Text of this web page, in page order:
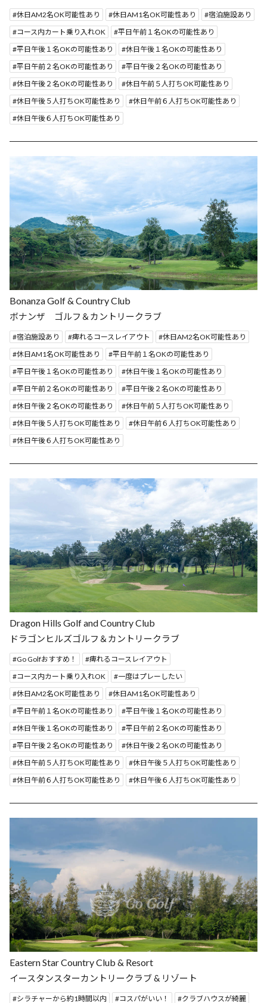
休日AM2名OK可能性あり 休日AM1名OK可能性あり
宿泊施設あり
コース内カート乗り入れOK
平日午前１名OKの可能性あり
平日午後１名OKの可能性あり
休日午後１名OKの可能性あり
平日午前２名OKの可能性あり
平日午後２名OKの可能性あり
休日午後２名OKの可能性あり
休日午前５人打ちOK可能性あり
休日午後５人打ちOK可能性あり
休日午前６人打ちOK可能性あり
休日午後６人打ちOK可能性あり
Bonanza Golf & Country Club
ボナンザ ゴルフ＆カントリークラブ
宿泊施設あり 痺れるコースレイアウト
休日AM2名OK可能性あり
休日AM1名OK可能性あり
平日午前１名OKの可能性あり
平日午後１名OKの可能性あり
休日午後１名OKの可能性あり
平日午前２名OKの可能性あり
平日午後２名OKの可能性あり
休日午後２名OKの可能性あり
休日午前５人打ちOK可能性あり
休日午後５人打ちOK可能性あり
休日午前６人打ちOK可能性あり
休日午後６人打ちOK可能性あり
Dragon Hills Golf and Country Club
ドラゴンヒルズゴルフ＆カントリークラブ
Go Golfおすすめ！
痺れるコースレイアウト
コース内カート乗り入れOK
一度はプレーしたい
休日AM2名OK可能性あり
休日AM1名OK可能性あり
平日午前１名OKの可能性あり
平日午後１名OKの可能性あり
休日午後１名OKの可能性あり
平日午前２名OKの可能性あり
平日午後２名OKの可能性あり
休日午後２名OKの可能性あり
休日午前５人打ちOK可能性あり
休日午後５人打ちOK可能性あり
休日午前６人打ちOK可能性あり
休日午後６人打ちOK可能性あり
Eastern Star Country Club & Resort
イースタンスターカントリークラブ & リゾート
シラチャーから約1時間以内 コスパがいい！ クラブハウスが綺麗